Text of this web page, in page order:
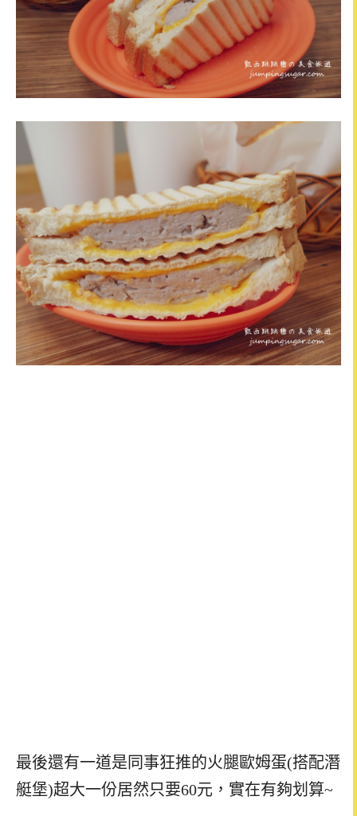
最後還有一道是同事狂推的火腿歐姆蛋(搭配潛
艇堡)超大一份居然只要60元，實在有夠划算~